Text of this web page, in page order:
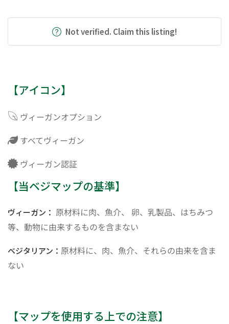
Not verified. Claim this listing!
【アイコン】
ヴィーガンオプション
すべてヴィーガン
ヴィーガン認証
【当ベジマップの基準】
ヴィーガン： 原材料に肉、魚介、 卵、乳製品、はちみつ
等、動物に由来するものを含まない
ベジタリアン： 原材料に、肉、魚介、それらの由来を含ま
ない
【マップを使用する上での注意】